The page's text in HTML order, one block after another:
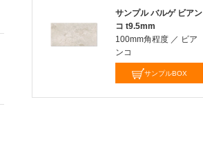
サンプル バルゲ ビアン
コ t9.5mm
100mm角程度 ／ ビア
ンコ
サンプルBOX